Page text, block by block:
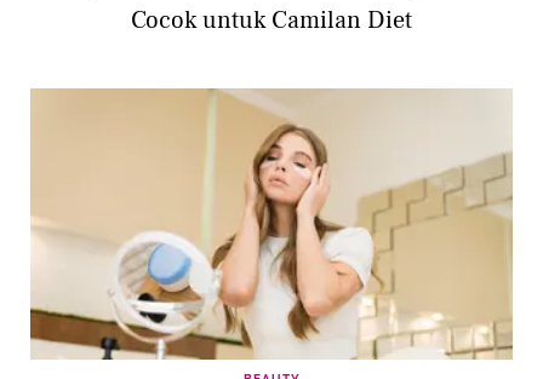
Cocok untuk Camilan Diet